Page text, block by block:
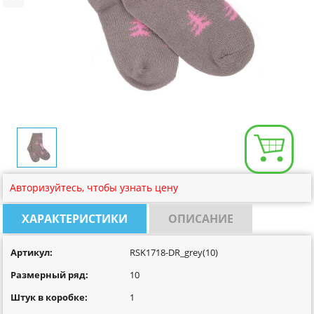
Размерная сетка
Авторизуйтесь, чтобы узнать цену
ХАРАКТЕРИСТИКИ ОПИСАНИЕ
Артикул:
Размерный ряд:
Штук в коробке:
RSK1718-DR_grey(10)
10
1